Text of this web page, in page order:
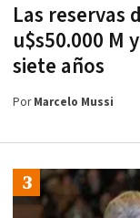
Las reservas
u$s50.000 M
siete años
PorMarcelo Mussi